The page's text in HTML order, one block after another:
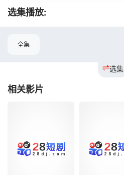
选集播放:
选集
全集
相关影片